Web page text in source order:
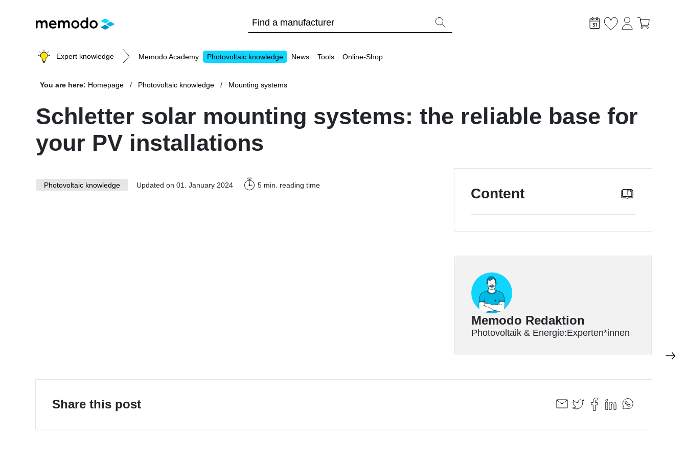
Expert knowledge Memodo Academy Photovoltaic knowledge
Topics
Commercial storage
News Tools Online-Shop
You are here: Homepage Photovoltaic knowledge Mounting systems
Schletter solar mounting systems: the reliable base for
your PV installations
Photovoltaic knowledge Updated on 01. January 2024 5 min. reading time
Content
Memodo Redaktion
Photovoltaik & Energie:Experten*innen
Share this post